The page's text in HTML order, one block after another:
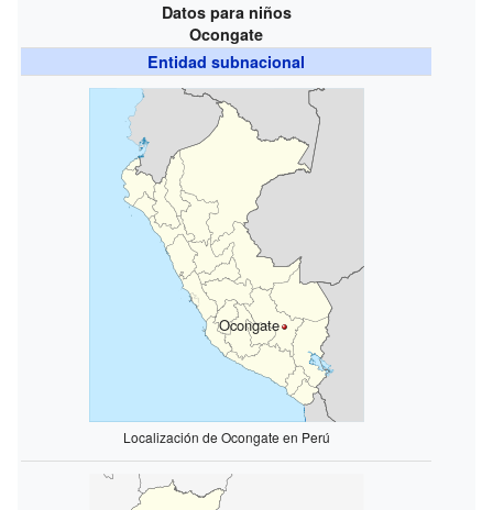
Datos para niños
Ocongate
Entidad subnacional
Ocongate
Localización de Ocongate en Perú